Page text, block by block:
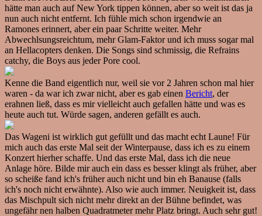
hätte man auch auf New York tippen können, aber so weit ist das ja
nun auch nicht entfernt. Ich fühle mich schon irgendwie an
Ramones erinnert, aber ein paar Schritte weiter. Mehr
Abwechlsungsreichtum, mehr Glam-Faktor und ich muss sogar mal
an Hellacopters denken. Die Songs sind schmissig, die Refrains
catchy, die Boys aus jeder Pore cool.
Kenne die Band eigentlich nur, weil sie vor 2 Jahren schon mal hier
waren - da war ich zwar nicht, aber es gab einen Bericht, der
erahnen ließ, dass es mir vielleicht auch gefallen hätte und was es
heute auch tut. Würde sagen, anderen gefällt es auch.
Das Wageni ist wirklich gut gefüllt und das macht echt Laune! Für
mich auch das erste Mal seit der Winterpause, dass ich es zu einem
Konzert hierher schaffe. Und das erste Mal, dass ich die neue
Anlage höre. Bilde mir auch ein dass es besser klingt als früher, aber
so scheiße fand ich's früher auch nicht und bin eh Banause (falls
ich's noch nicht erwähnte). Also wie auch immer. Neuigkeit ist, dass
das Mischpult sich nicht mehr direkt an der Bühne befindet, was
ungefähr nen halben Quadratmeter mehr Platz bringt. Auch sehr gut!